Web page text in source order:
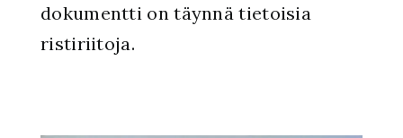
dokumentti on täynnä tietoisia
ristiriitoja.